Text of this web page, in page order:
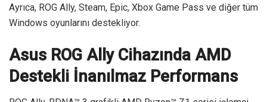
Ayrıca, ROG Ally, Steam, Epic, Xbox Game Pass ve diğer tüm
Windows oyunlarını destekliyor.
Asus ROG Ally Cihazında AMD
Destekli İnanılmaz Performans